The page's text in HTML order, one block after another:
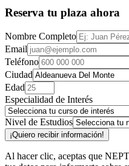
Reserva tu plaza ahora
Nombre Completo
Email
Teléfono
Ciudad
Edad
Especialidad de Interés
Nivel de Estudios
¡Quiero recibir información!
Al hacer clic, aceptas que